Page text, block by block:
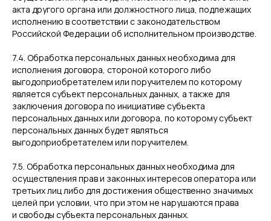
акта другого органа или должностного лица, подлежащих
исполнению в соответствии с законодательством
Российской Федерации об исполнительном производстве.
7.4. Обработка персональных данных необходима для
исполнения договора, стороной которого либо
выгодоприобретателем или поручителем по которому
является субъект персональных данных, а также для
заключения договора по инициативе субъекта
персональных данных или договора, по которому субъект
персональных данных будет являться
выгодоприобретателем или поручителем.
7.5. Обработка персональных данных необходима для
осуществления прав и законных интересов оператора или
третьих лиц либо для достижения общественно значимых
целей при условии, что при этом не нарушаются права
и свободы субъекта персональных данных.